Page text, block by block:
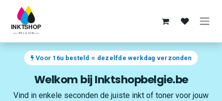
Overslaan naar inhoud
Voor 16u besteld = dezelfde werkdag verzonden
Welkom bij Inktshopbelgie.be
Vind in enkele seconden de juiste inkt of toner voor jouw